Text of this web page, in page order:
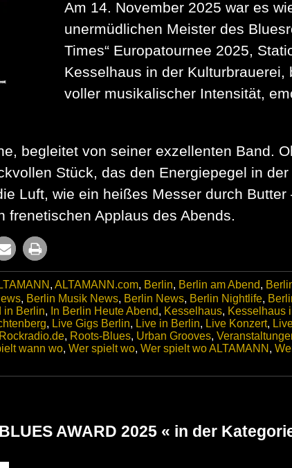
Am 14. November 2025 war es
unermüdlichen Meister des
Times“ Europatournee 2025,
Kesselhaus in der
voller musikalischer Intensität,
begleitet von seiner exzellenten Band.
Stück, das den Energiepegel in
Luft, wie ein heißes Messer durch
frenetischen Applaus des Abends.
, ALTAMANN.com, Berlin, Berlin am Abend,
, Berlin Musik News, Berlin News, Berlin Nightlife,
in Berlin, In Berlin Heute Abend, Kesselhaus, Kesselhaus
, Live Gigs Berlin, Live in Berlin, Live Konzert,
Rockradio.de, Roots-Blues, Urban Grooves,
wann wo, Wer spielt wo, Wer spielt wo ALTAMANN ,
AWARD 2025 « in der